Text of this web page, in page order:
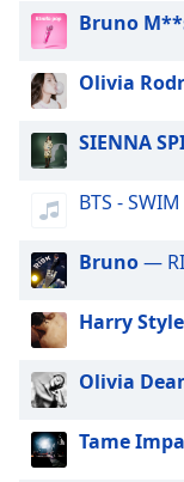
Escape
cancel
and
close
Color
Opacity
Text
Background
Color
Bruno
Olivia
SIENNA
BTS - SWIM
Bruno—
Harry
Olivia
Tame